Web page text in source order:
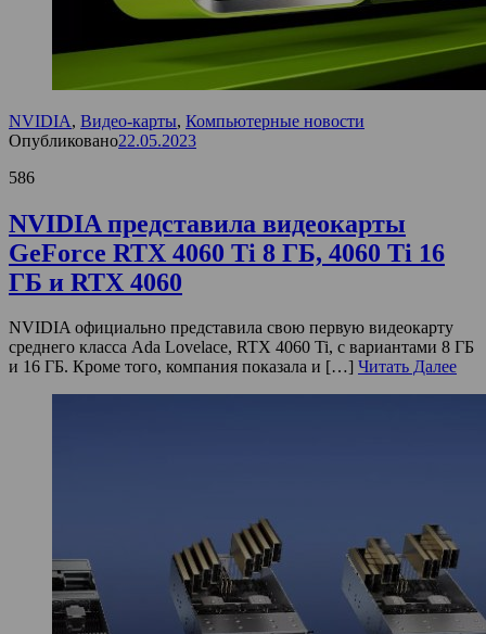
NVIDIA, Видео-карты, Компьютерные новости
Опубликовано22.05.2023
586
NVIDIA представила видеокарты
GeForce RTX 4060 Ti 8 ГБ, 4060 Ti 16
ГБ и RTX 4060
NVIDIA официально представила свою первую видеокарту
среднего класса Ada Lovelace, RTX 4060 Ti, с вариантами 8 ГБ
и 16 ГБ. Кроме того, компания показала и […] Читать Далее